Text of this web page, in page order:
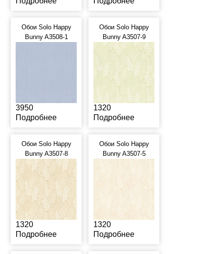
Обои Solo Happy
Bunny A3508-1
3950
Подробнее
Обои Solo Happy
Bunny A3507-9
1320
Подробнее
Обои Solo Happy
Bunny A3507-8
1320
Подробнее
Обои Solo Happy
Bunny A3507-5
1320
Подробнее